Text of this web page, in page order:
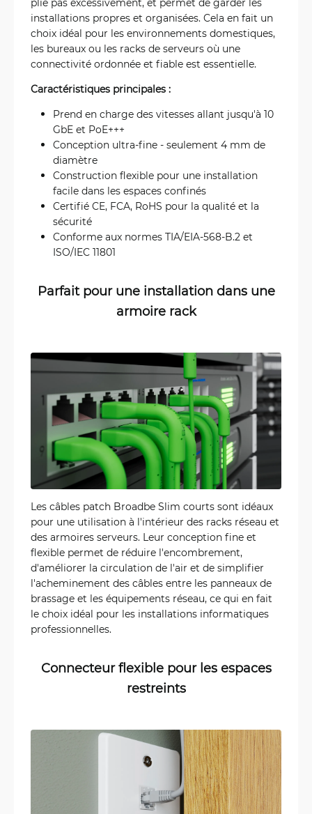
installations propres et organisées. Cela en fait un
choix idéal pour les environnements domestiques,
les bureaux ou les racks de serveurs où une
connectivité ordonnée et fiable est essentielle.
Caractéristiques principales :
Prend en charge des vitesses allant jusqu'à 10
GbE et PoE+++
Conception ultra-fine - seulement 4 mm de
diamètre
Construction flexible pour une installation
facile dans les espaces confinés
Certifié CE, FCA, RoHS pour la qualité et la
sécurité
Conforme aux normes TIA/EIA-568-B.2 et
ISO/IEC 11801
Parfait pour une installation dans une
armoire rack
Les câbles patch Broadbe Slim courts sont idéaux
pour une utilisation à l'intérieur des racks réseau et
des armoires serveurs. Leur conception fine et
flexible permet de réduire l'encombrement,
d'améliorer la circulation de l'air et de simplifier
l'acheminement des câbles entre les panneaux de
brassage et les équipements réseau, ce qui en fait
le choix idéal pour les installations informatiques
professionnelles.
Connecteur flexible pour les espaces
restreints